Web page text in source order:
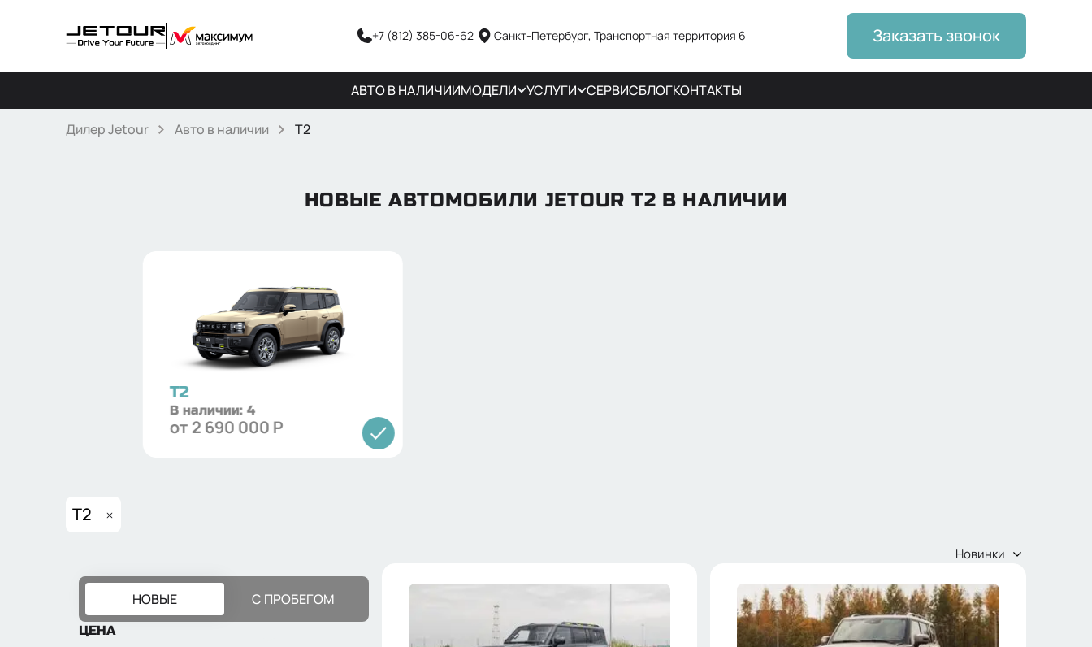
+7 (812) 385-06-62 Санкт-Петербург, Транспортная территория 6 Заказать звонок
АВТО В НАЛИЧИИМОДЕЛИ УСЛУГИ СЕРВИСБЛОГКОНТАКТЫ
Дилер Jetour Авто в наличии T2
НОВЫЕ АВТОМОБИЛИ JETOUR T2 В НАЛИЧИИ
T2
В наличии: 4
от2 690 000 Р
T2
Новинки
НОВЫЕ С ПРОБЕГОМ
ЦЕНА